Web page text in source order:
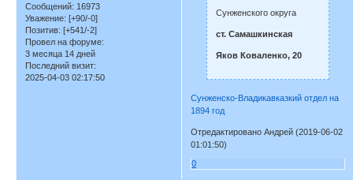
Сообщений: 16973
Уважение: [+90/-0]
Позитив: [+541/-2]
Провел на форуме:
3 месяца 14 дней
Последний визит:
2025-04-03 02:17:50
Сунженского округа
ст. Самашкинская
Яков Коваленко, 20
Сунженско-Владикавказкий отдел на
1894 год
Отредактировано Андрей (2019-06-02
01:01:50)
0